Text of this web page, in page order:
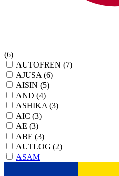
(6)
AUTOFREN (7)
AJUSA (6)
AISIN (5)
AND (4)
ASHIKA (3)
AIC (3)
AE (3)
ABE (3)
AUTLOG (2)
ASAM